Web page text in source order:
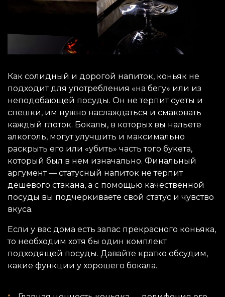
Как солидный и дорогой напиток, коньяк не
подходит для употребления «на бегу» или из
неподобающей посуды. Он не терпит суеты и
спешки, им нужно наслаждаться и смаковать
каждый глоток. Бокалы, в которых вы нальете
алкоголь, могут улучшить и максимально
раскрыть его или «убить» часть того букета,
который был в нем изначально. Финальный
аргумент — статусный напиток не терпит
дешевого стакана, а с помощью качественной
посуды вы подчеркиваете свой статус и чувство
вкуса.
Если у вас дома есть запас прекрасного коньяка,
то необходим хотя бы один комплект
подходящей посуды. Давайте кратко обсудим,
какие функции у хорошего бокала.